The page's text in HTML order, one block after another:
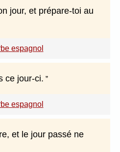
jour, et prépare-toi au
espagnol
ce jour-ci.
espagnol
et le jour passé ne